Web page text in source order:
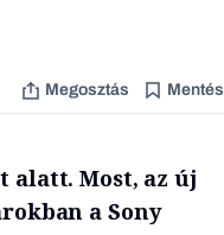
Megosztás Mentés
alatt. Most, az új
a Sony